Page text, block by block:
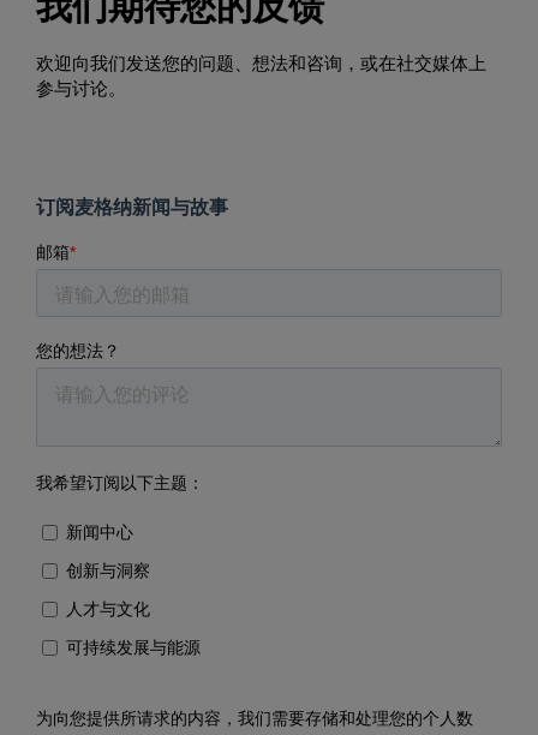
欢迎向我们发送您的问题、想法和咨询，或在社交媒体上
参与讨论。